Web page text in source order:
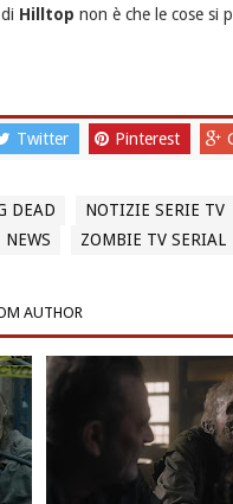
Hilltop non è che le cose si
Twitter Pinterest
DEAD NOTIZIE SERIE TV
NEWS ZOMBIE TV SERIAL
AUTHOR